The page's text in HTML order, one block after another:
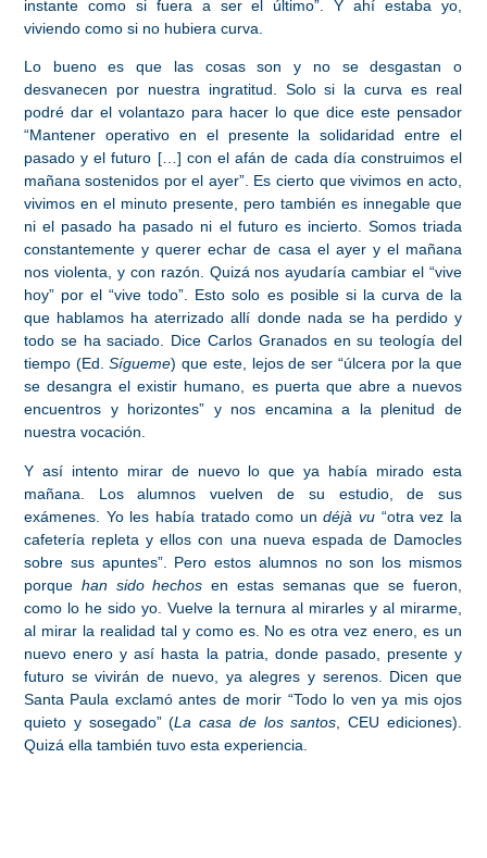
instante como si fuera a ser el último”. Y ahí estaba yo,
viviendo como si no hubiera curva.
Lo bueno es que las cosas son y no se desgastan o
desvanecen por nuestra ingratitud. Solo si la curva es real
podré dar el volantazo para hacer lo que dice este pensador
“Mantener operativo en el presente la solidaridad entre el
pasado y el futuro […] con el afán de cada día construimos el
mañana sostenidos por el ayer”. Es cierto que vivimos en acto,
vivimos en el minuto presente, pero también es innegable que
ni el pasado ha pasado ni el futuro es incierto. Somos triada
constantemente y querer echar de casa el ayer y el mañana
nos violenta, y con razón. Quizá nos ayudaría cambiar el “vive
hoy” por el “vive todo”. Esto solo es posible si la curva de la
que hablamos ha aterrizado allí donde nada se ha perdido y
todo se ha saciado. Dice Carlos Granados en su teología del
tiempo (Ed.Sígueme) que este, lejos de ser “úlcera por la que
se desangra el existir humano, es puerta que abre a nuevos
encuentros y horizontes” y nos encamina a la plenitud de
nuestra vocación.
Y así intento mirar de nuevo lo que ya había mirado esta
mañana. Los alumnos vuelven de su estudio, de sus
exámenes. Yo les había tratado como undéjà vu “otra vez la
cafetería repleta y ellos con una nueva espada de Damocles
sobre sus apuntes”. Pero estos alumnos no son los mismos
porque han sido hechos en estas semanas que se fueron,
como lo he sido yo. Vuelve la ternura al mirarles y al mirarme,
al mirar la realidad tal y como es. No es otra vez enero, es un
nuevo enero y así hasta la patria, donde pasado, presente y
futuro se vivirán de nuevo, ya alegres y serenos. Dicen que
Santa Paula exclamó antes de morir “Todo lo ven ya mis ojos
quieto y sosegado” (La casa de los santos , CEU ediciones).
Quizá ella también tuvo esta experiencia.